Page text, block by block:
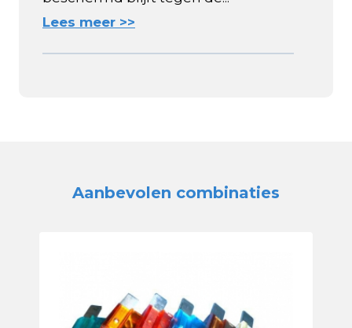
Lees meer >>
Aanbevolen combinaties